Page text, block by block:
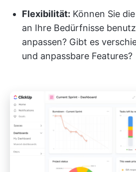
Flexibilität: Können Sie
an Ihre Bedürfnisse
anpassen? Gibt es
und anpassbare Features?